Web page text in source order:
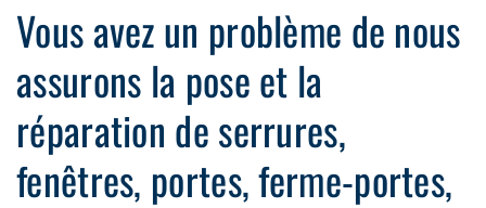
Vous avez un problème de nous
assurons la pose et la
réparation de serrures,
fenêtres, portes, ferme-portes,